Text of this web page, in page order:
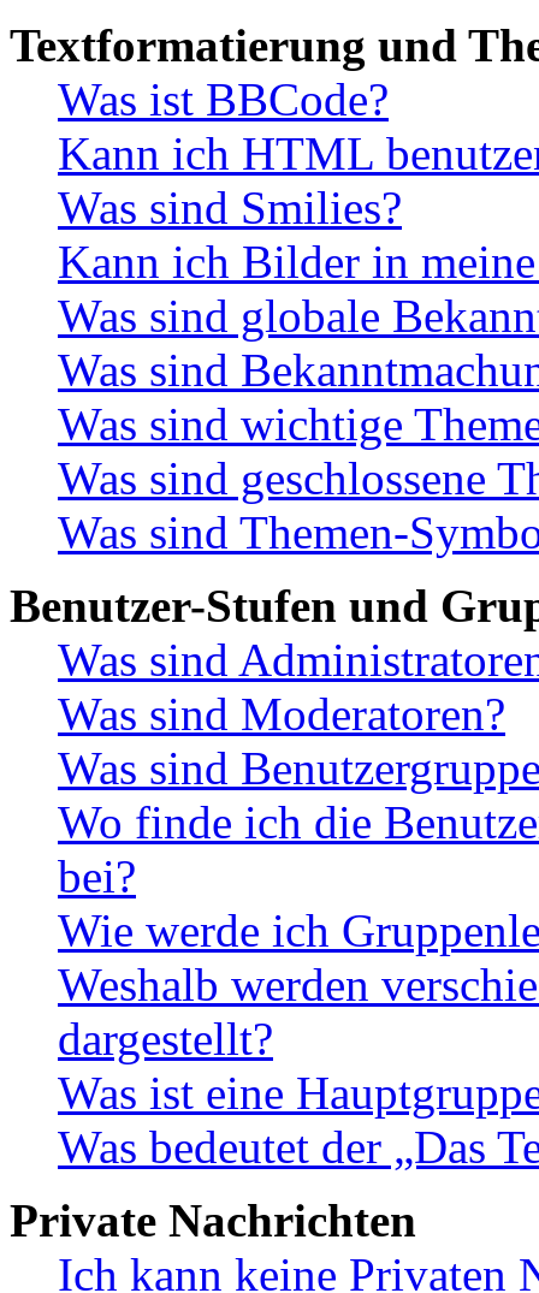
Textformatierung und
Was ist BBCode?
Kann ich HTML
Was sind Smilies?
Kann ich Bilder in
Was sind globale
Was sind
Was sind wichtige
Was sind geschlossene
Was sind Themen-
Benutzer-Stufen und
Was sind
Was sind Moderatoren?
Was sind
Wo finde ich die
bei?
Wie werde ich
Weshalb werden
dargestellt?
Was ist eine
Was bedeutet der „Das
Private Nachrichten
Ich kann keine Privaten